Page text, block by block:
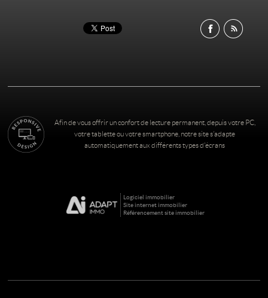
Afin de vous offrir un confort de lecture permanent, depuis votre PC,
votre tablette ou votre smartphone, notre site s’adapte
automatiquement aux différents types d'écrans
Logiciel immobilier
Site internet immobilier
Référencement site immobilier